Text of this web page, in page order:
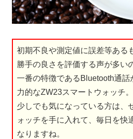
初期不良や測定値に誤差等ある
勝手の良さを評価する声が多い
一番の特徴であるBluetooth通話
力的なZW23スマートウォッチ。
少しでも気になっている方は、
ォッチを手に入れて、毎日を快
なりますね。